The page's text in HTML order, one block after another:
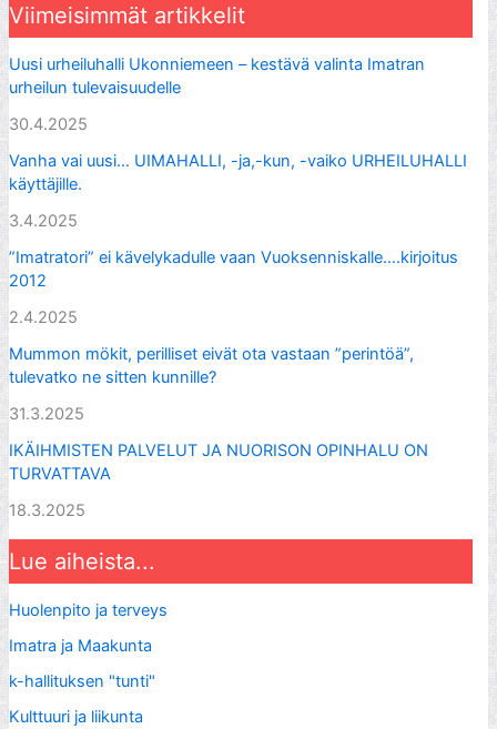
Viimeisimmät artikkelit
Uusi urheiluhalli Ukonniemeen – kestävä valinta Imatran
urheilun tulevaisuudelle
30.4.2025
Vanha vai uusi… UIMAHALLI, -ja,-kun, -vaiko URHEILUHALLI
käyttäjille.
3.4.2025
”Imatratori” ei kävelykadulle vaan Vuoksenniskalle….kirjoitus
2012
2.4.2025
Mummon mökit, perilliset eivät ota vastaan ”perintöä”,
tulevatko ne sitten kunnille?
31.3.2025
IKÄIHMISTEN PALVELUT JA NUORISON OPINHALU ON
TURVATTAVA
18.3.2025
Lue aiheista...
Huolenpito ja terveys
Imatra ja Maakunta
k-hallituksen "tunti"
Kulttuuri ja liikunta